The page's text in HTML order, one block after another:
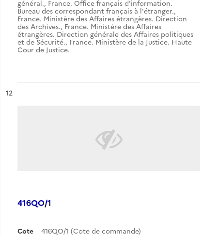
général., France. Office français d'information.
Bureau des correspondant français à l'étranger.,
France. Ministère des Affaires étrangères. Direction
des Archives., France. Ministère des Affaires
étrangères. Direction générale des Affaires politiques
et de Sécurité., France. Ministère de la Justice. Haute
Cour de Justice.
n°
12
416QO/1
Cote 416QO/1 (Cote de commande)